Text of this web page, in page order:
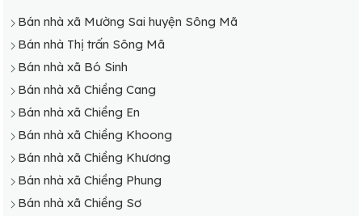
Bán nhà xã Mường Sai huyện Sông Mã
Bán nhà Thị trấn Sông Mã
Bán nhà xã Bó Sinh
Bán nhà xã Chiềng Cang
Bán nhà xã Chiềng En
Bán nhà xã Chiềng Khoong
Bán nhà xã Chiềng Khương
Bán nhà xã Chiềng Phung
Bán nhà xã Chiềng Sơ